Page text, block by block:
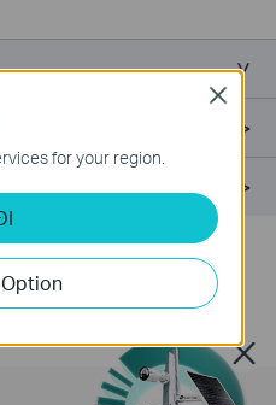
on laboratory testing. The
and will vary as a
factors.
for your region.
Close